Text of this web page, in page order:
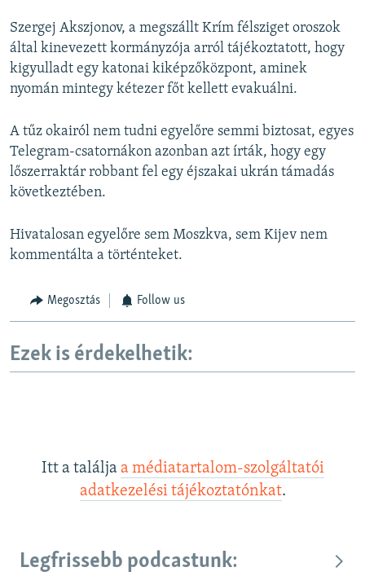
v
i
o
u
s
l
i
d
t
s
l
i
e
Szergej Akszjonov, a megszállt Krím félsziget oroszok
által kinevezett kormányzója arról tájékoztatott, hogy
kigyulladt egy katonai kiképzőközpont, aminek
nyomán mintegy kétezer főt kellett evakuálni.
A tűz okairól nem tudni egyelőre semmi biztosat, egyes
Telegram-csatornákon azonban azt írták, hogy egy
lőszerraktár robbant fel egy éjszakai ukrán támadás
következtében.
Hivatalosan egyelőre sem Moszkva, sem Kijev nem
kommentálta a történteket.
Megosztás Follow us
Ezek is érdekelhetik:
Itt a találja a médiatartalom-szolgáltatói
adatkezelési tájékoztatónkat.
Legfrissebb podcastunk: